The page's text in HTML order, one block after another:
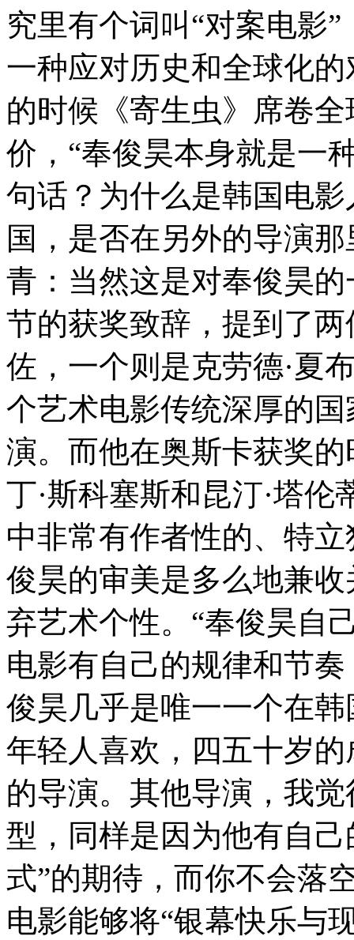
究里有个词叫“对案电影
一种应对历史和全球化
的时候《寄生虫》席卷
价，“奉俊昊本身就是一
句话？为什么是韩国电
国，是否在另外的导演
青：当然这是对奉俊昊
节的获奖致辞，提到了
佐，一个则是克劳德·夏
个艺术电影传统深厚的
演。而他在奥斯卡获奖
丁·斯科塞斯和昆汀·塔
中非常有作者性的、特
俊昊的审美是多么地兼
弃艺术个性。“奉俊昊自
电影有自己的规律和节
俊昊几乎是唯一一个在
年轻人喜欢，四五十岁
的导演。其他导演，我
型，同样是因为他有自
式”的期待，而你不会落
电影能够将“银幕快乐与